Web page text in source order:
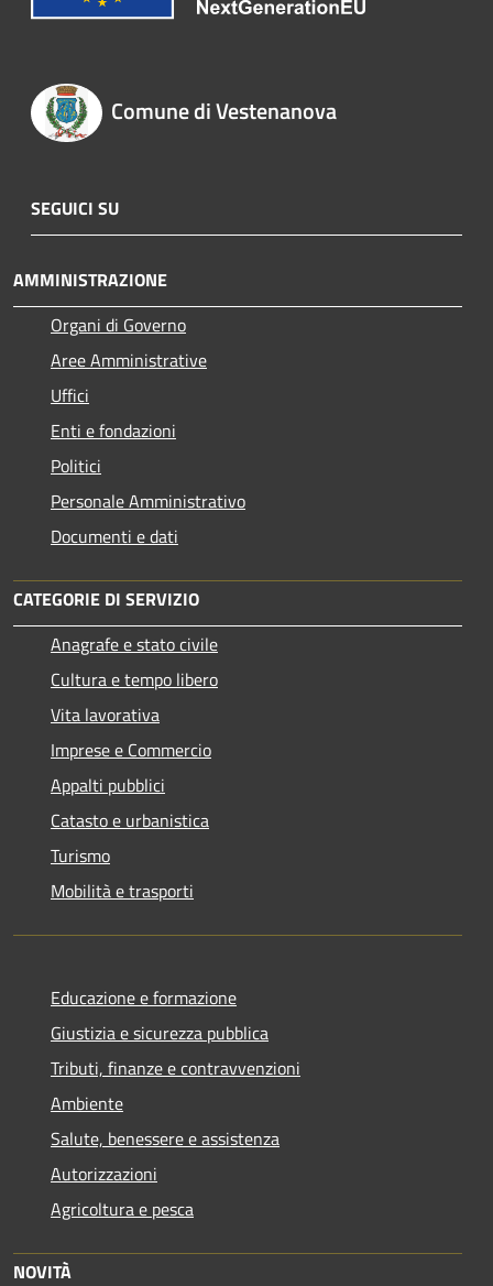
Comune di Vestenanova
SEGUICI SU
AMMINISTRAZIONE
Organi di Governo
Aree Amministrative
Uffici
Enti e fondazioni
Politici
Personale Amministrativo
Documenti e dati
CATEGORIE DI SERVIZIO
Anagrafe e stato civile
Cultura e tempo libero
Vita lavorativa
Imprese e Commercio
Appalti pubblici
Catasto e urbanistica
Turismo
Mobilità e trasporti
Educazione e formazione
Giustizia e sicurezza pubblica
Tributi, finanze e contravvenzioni
Ambiente
Salute, benessere e assistenza
Autorizzazioni
Agricoltura e pesca
NOVITÀ